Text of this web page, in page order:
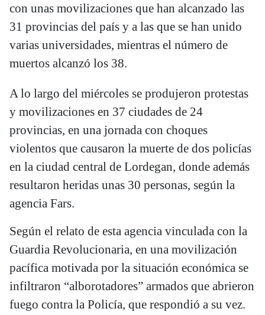
con unas movilizaciones que han alcanzado las
31 provincias del país y a las que se han unido
varias universidades, mientras el número de
muertos alcanzó los 38.
A lo largo del miércoles se produjeron protestas
y movilizaciones en 37 ciudades de 24
provincias, en una jornada con choques
violentos que causaron la muerte de dos policías
en la ciudad central de Lordegan, donde además
resultaron heridas unas 30 personas, según la
agencia Fars.
Según el relato de esta agencia vinculada con la
Guardia Revolucionaria, en una movilización
pacífica motivada por la situación económica se
infiltraron “alborotadores” armados que abrieron
fuego contra la Policía, que respondió a su vez.